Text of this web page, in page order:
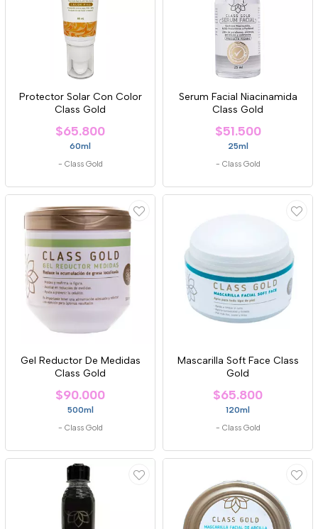
Protector Solar Con Color
Class Gold
$65.800
60ml
- Class Gold
Serum Facial Niacinamida
Class Gold
$51.500
25ml
- Class Gold
Gel Reductor De Medidas
Class Gold
$90.000
500ml
- Class Gold
Mascarilla Soft Face Class
Gold
$65.800
120ml
- Class Gold